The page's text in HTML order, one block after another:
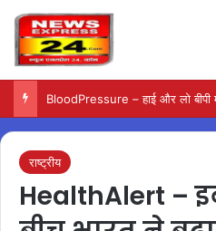
राष्ट्रीय
HealthAlert –